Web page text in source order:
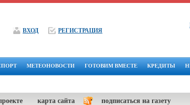
ВХОД РЕГИСТРАЦИЯ
МЕТЕОНОВОСТИ ГОТОВИМ ВМЕСТЕ КРЕДИТЫ
карта сайта подписаться на газету